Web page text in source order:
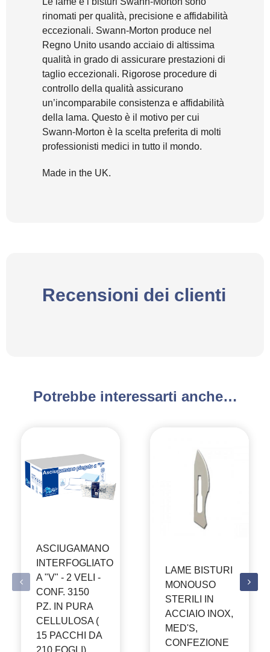
rinomati per qualità, precisione e affidabilità
eccezionali. Swann-Morton produce nel
Regno Unito usando acciaio di altissima
qualità in grado di assicurare prestazioni di
taglio eccezionali. Rigorose procedure di
controllo della qualità assicurano
un’incomparabile consistenza e affidabilità
della lama. Questo è il motivo per cui
Swann-Morton è la scelta preferita di molti
professionisti medici in tutto il mondo.
Made in the UK.
Recensioni dei clienti
Potrebbe interessarti anche…
ASCIUGAMANO
INTERFOGLIATO
A "V" - 2 VELI -
CONF. 3150
PZ. IN PURA
CELLULOSA (
15 PACCHI DA
210 FOGLI)
LAME BISTURI
MONOUSO
STERILI IN
ACCIAIO INOX,
MED'S,
CONFEZIONE